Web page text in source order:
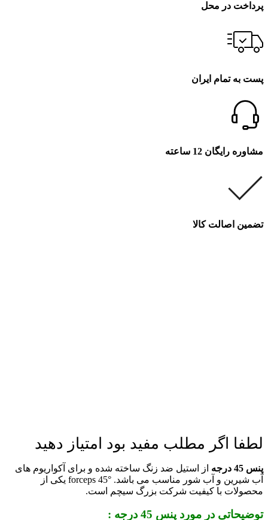
پرداخت در محل
پست به تمام ایران
مشاوره رایگان 12 ساعته
تضمین اصالت کالا
لطفا اگر مطلب مفید بود امتیاز دهید
پنس 45 درجه
از استیل ضد زنگ ساخته شده و برای آکواریوم های
آب شیرین و آب شور مناسب می باشد. °45 forceps یکی از
محصولات با کیفیت شرکت بزرگ سیچم است.
توضیحاتی در مورد پنس 45 درجه :